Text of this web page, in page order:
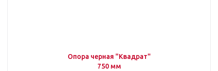
Опора черная "Квадрат"
750 мм